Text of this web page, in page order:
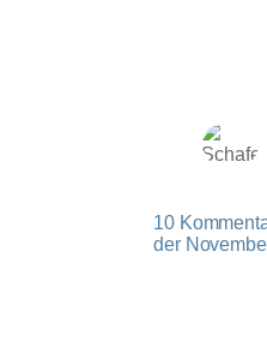
10
der